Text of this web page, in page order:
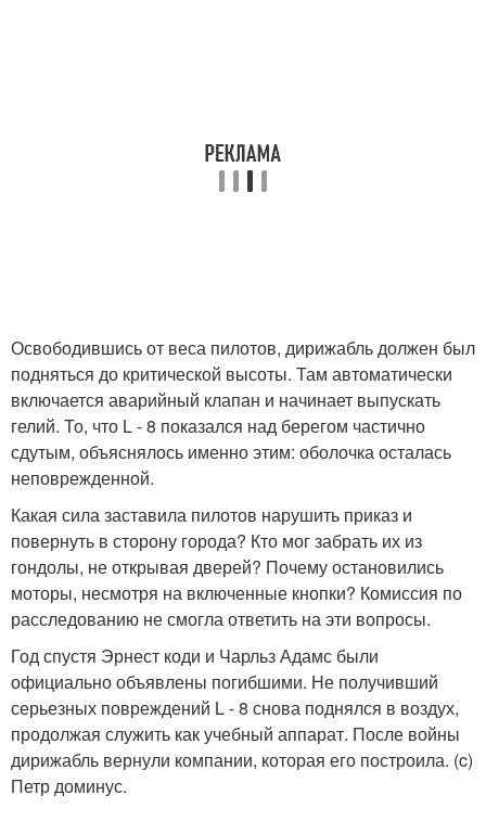
Освободившись от веса пилотов, дирижабль должен был
подняться до критической высоты. Там автоматически
включается аварийный клапан и начинает выпускать
гелий. То, что L - 8 показался над берегом частично
сдутым, объяснялось именно этим: оболочка осталась
неповрежденной.
Какая сила заставила пилотов нарушить приказ и
повернуть в сторону города? Кто мог забрать их из
гондолы, не открывая дверей? Почему остановились
моторы, несмотря на включенные кнопки? Комиссия по
расследованию не смогла ответить на эти вопросы.
Год спустя Эрнест коди и Чарльз Адамс были
официально объявлены погибшими. Не получивший
серьезных повреждений L - 8 снова поднялся в воздух,
продолжая служить как учебный аппарат. После войны
дирижабль вернули компании, которая его построила. (c)
Петр доминус.